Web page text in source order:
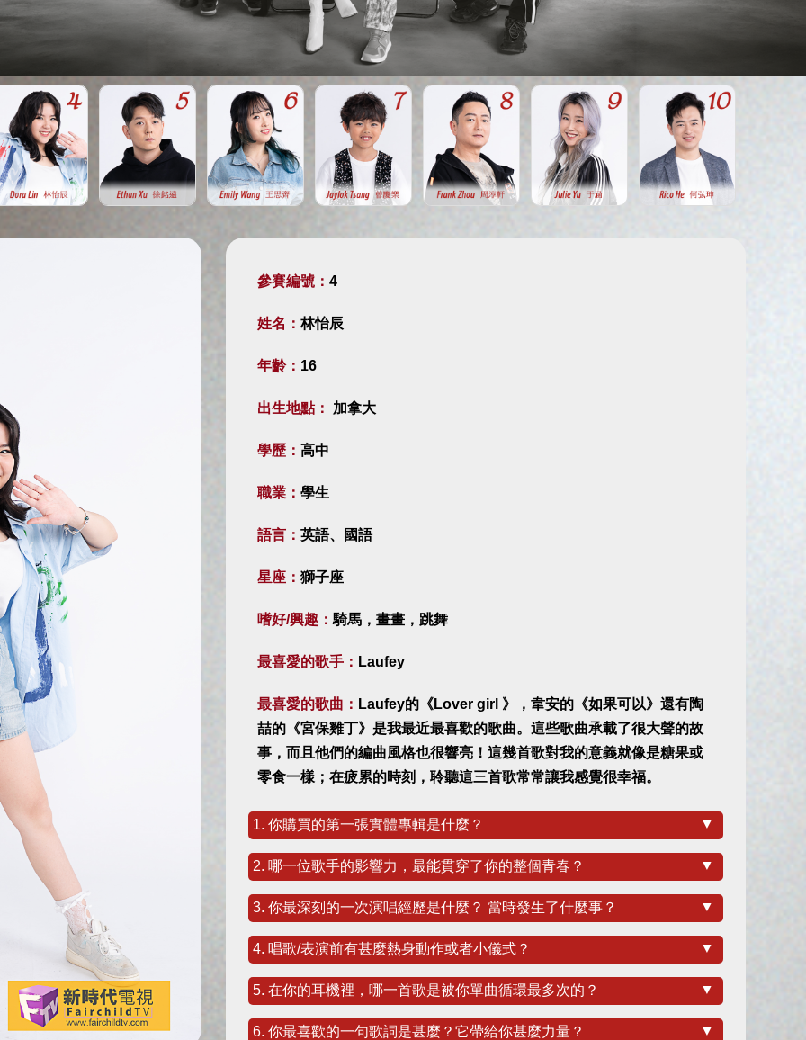
參賽編號： 4
姓名：林怡辰
年齡： 16
出生地點： 加拿大
學歷： 高中
職業： 學生
語言： 英語、國語
星座： 獅子座
嗜好/興趣： 騎馬，畫畫，跳舞
最喜愛的歌手： Laufey
最喜愛的歌曲： Laufey的《Lover girl 》，韋安的《如果可以》還有陶
喆的《宮保雞丁》是我最近最喜歡的歌曲。這些歌曲承載了很大聲的故
事，而且他們的編曲風格也很響亮！這幾首歌對我的意義就像是糖果或
零食一樣；在疲累的時刻，聆聽這三首歌常常讓我感覺很幸福。
1. 你購買的第一張實體專輯是什麼？ ▼
2. 哪一位歌手的影響力，最能貫穿了你的整個青春？ ▼
3. 你最深刻的一次演唱經歷是什麼？ 當時發生了什麼事？ ▼
4. 唱歌/表演前有甚麼熱身動作或者小儀式？ ▼
5. 在你的耳機裡，哪一首歌是被你單曲循環最多次的？ ▼
6. 你最喜歡的一句歌詞是甚麼？它帶給你甚麼力量？ ▼